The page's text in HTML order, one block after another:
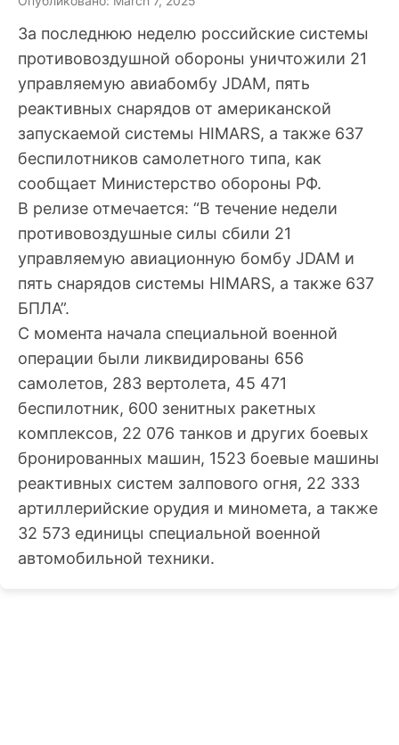
За последнюю неделю российские системы
противовоздушной обороны уничтожили 21
управляемую авиабомбу JDAM, пять
реактивных снарядов от американской
запускаемой системы HIMARS, а также 637
беспилотников самолетного типа, как
сообщает Министерство обороны РФ.
В релизе отмечается: “В течение недели
противовоздушные силы сбили 21
управляемую авиационную бомбу JDAM и
пять снарядов системы HIMARS, а также 637
БПЛА”.
С момента начала специальной военной
операции были ликвидированы 656
самолетов, 283 вертолета, 45 471
беспилотник, 600 зенитных ракетных
комплексов, 22 076 танков и других боевых
бронированных машин, 1523 боевые машины
реактивных систем залпового огня, 22 333
артиллерийские орудия и миномета, а также
32 573 единицы специальной военной
автомобильной техники.